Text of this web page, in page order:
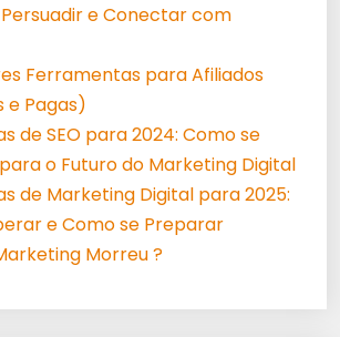
e Conectar com
Ferramentas para Afiliados
e Pagas)
de SEO para 2024: Como se
o Futuro do Marketing Digital
de Marketing Digital para 2025:
e Como se Preparar
Morreu ?